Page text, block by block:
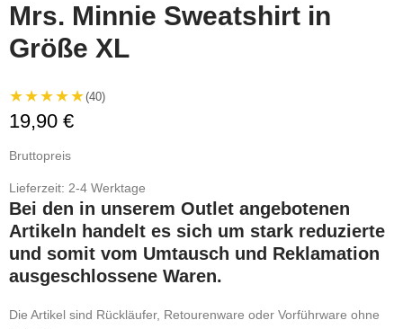
Mrs. Minnie Sweatshirt in
Größe XL
★★★★★(40)
19,90 €
Bruttopreis
Lieferzeit: 2-4 Werktage
Bei den in unserem Outlet angebotenen
Artikeln handelt es sich um stark reduzierte
und somit vom Umtausch und Reklamation
ausgeschlossene Waren.
Die Artikel sind Rückläufer, Retourenware oder Vorführware ohne